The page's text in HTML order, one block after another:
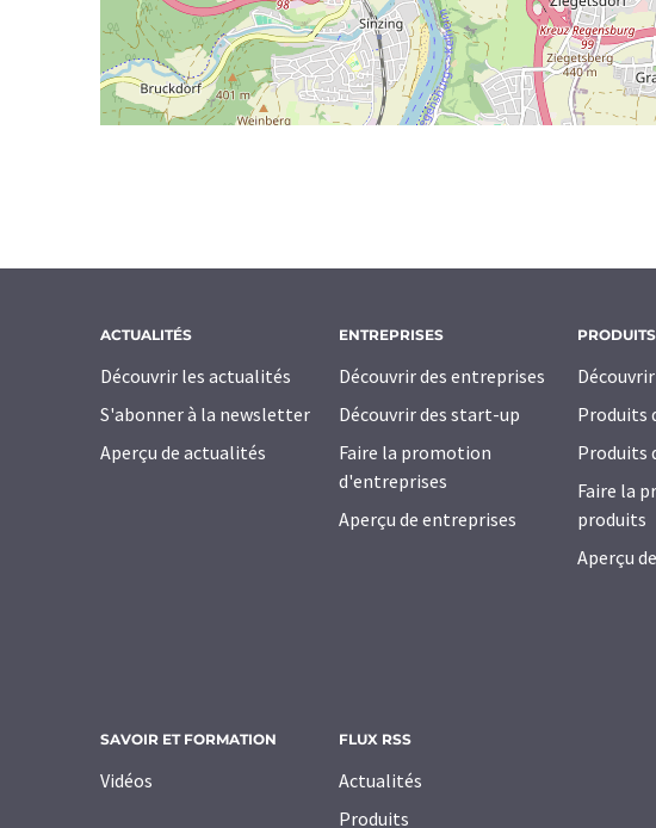
ACTUALITÉS
Découvrir les actualités
S'abonner à la newsletter
Aperçu de actualités
ENTREPRISES
Découvrir des entreprises
Découvrir des start-up
Faire la promotion
d'entreprises
Aperçu de entreprises
PRODUITS
Produits
Produits
Faire la
produits
Aperçu
SAVOIR ET FORMATION
Vidéos
FLUX RSS
Actualités
Produits